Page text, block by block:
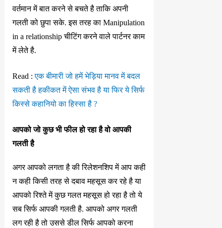
वर्तमान में बात करने से बचते है ताकि अपनी
गलती को छुपा सके. इस तरह का Manipulation
in a relationship चीटिंग करने वाले पार्टनर काम
में लेते है.
Read :एक बीमारी जो हमें भेड़िया मानव में बदल
सकती है हकीकत में ऐसा संभव है या फिर ये सिर्फ
किस्से कहानियो का हिस्सा है ?
आपको जो कुछ भी फील हो रहा है वो आपकी
गलती है
अगर आपको लगता है की रिलेशनशिप में आप कही
न कही किसी तरह से दबाव महसूस कर रहे है या
आपको रिश्ते में कुछ गलत महसूस हो रहा है तो ये
सब सिर्फ आपकी गलती है. आपको अगर गलती
लग रही है तो उससे डील सिर्फ आपको करना